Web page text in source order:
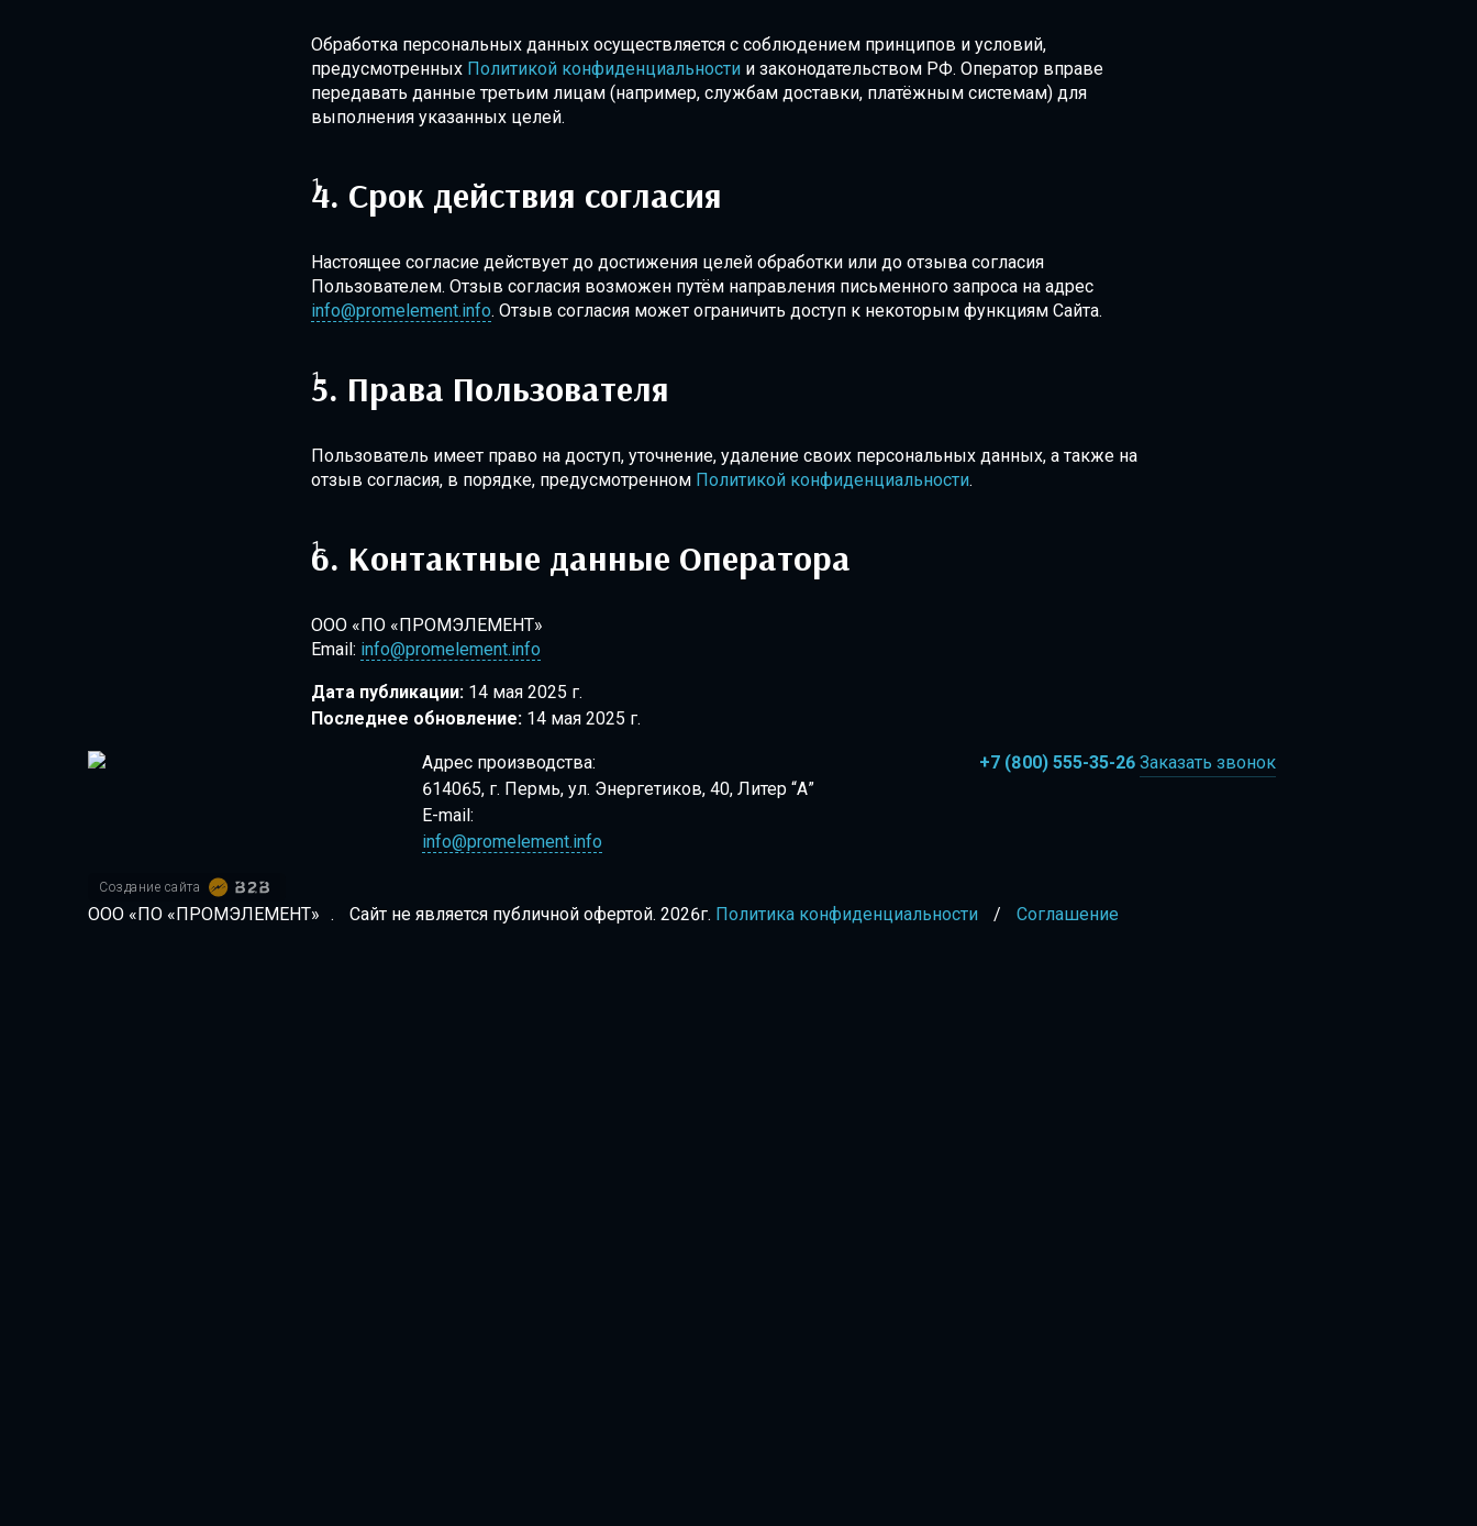
Обработка персональных данных осуществляется с соблюдением принципов и условий,
предусмотренных Политикой конфиденциальностии законодательством РФ. Оператор вправе
передавать данные третьим лицам (например, службам доставки, платёжным системам) для
выполнения указанных целей.
Срок действия согласия
Настоящее согласие действует до достижения целей обработки или до отзыва согласия
Пользователем. Отзыв согласия возможен путём направления письменного запроса на адрес
info@promelement.info. Отзыв согласия может ограничить доступ к некоторым функциям Сайта.
Права Пользователя
Пользователь имеет право на доступ, уточнение, удаление своих персональных данных, а также на
отзыв согласия, в порядке, предусмотренном Политикой конфиденциальности.
Контактные данные Оператора
ООО «ПО «ПРОМЭЛЕМЕНТ»
Email: info@promelement.info
Дата публикации:14 мая 2025 г.
Последнее обновление:14 мая 2025 г.
Адрес производства:
614065, г. Пермь, ул. Энергетиков, 40, Литер “А”
E-mail:
info@promelement.info
+7 (800) 555-35-26 Заказать звонок
Создание сайта
ООО «ПО «ПРОМЭЛЕМЕНТ» . Сайт не является публичной офертой. 2026г. Политика конфиденциальности / Соглашение